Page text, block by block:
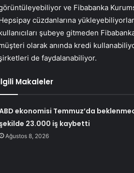
ve Fibabanka
cüzdanlarına
şubeye gitmeden
olarak anında kredi
de faydalanabiliyor.
Makaleler
ekonomisi Temmuz’da
23.000 iş kaybetti
Ağustos 8, 2026